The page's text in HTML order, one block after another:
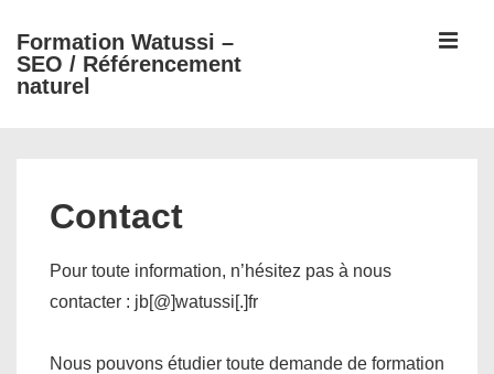
passer
au
Formation Watussi –
SEO / Référencement
naturel
Contact
Pour toute information, n’hésitez pas à nous
contacter : jb[@]watussi[.]fr
Nous pouvons étudier toute demande de formation